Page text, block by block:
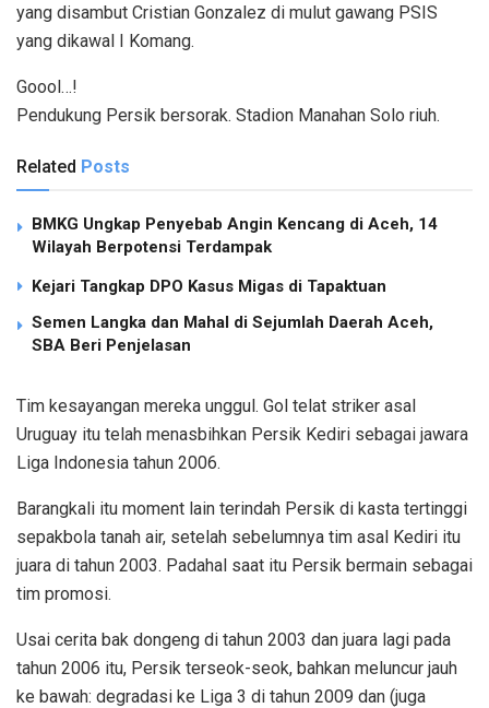
yang disambut Cristian Gonzalez di mulut gawang PSIS
yang dikawal I Komang.
Goool…!
Pendukung Persik bersorak. Stadion Manahan Solo riuh.
Related Posts
BMKG Ungkap Penyebab Angin Kencang di Aceh, 14
Wilayah Berpotensi Terdampak
Kejari Tangkap DPO Kasus Migas di Tapaktuan
Semen Langka dan Mahal di Sejumlah Daerah Aceh,
SBA Beri Penjelasan
Tim kesayangan mereka unggul. Gol telat striker asal
Uruguay itu telah menasbihkan Persik Kediri sebagai jawara
Liga Indonesia tahun 2006.
Barangkali itu moment lain terindah Persik di kasta tertinggi
sepakbola tanah air, setelah sebelumnya tim asal Kediri itu
juara di tahun 2003. Padahal saat itu Persik bermain sebagai
tim promosi.
Usai cerita bak dongeng di tahun 2003 dan juara lagi pada
tahun 2006 itu, Persik terseok-seok, bahkan meluncur jauh
ke bawah: degradasi ke Liga 3 di tahun 2009 dan (juga